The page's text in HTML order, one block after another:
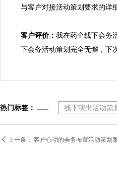
与客户对接活动策划要求的
客户评价： 我在药企线下会务
下会务活动策划完全无懈，下
热门标签： 线下演出活动策
 上一条： 客户心动的会务布置活动策划